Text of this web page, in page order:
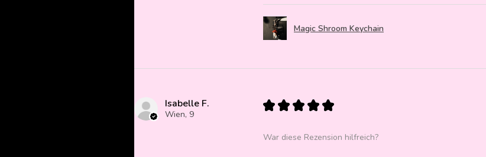
Magic Shroom Keychain
Isabelle F.
Wien, 9
★ ★ ★ ★ ★
War diese Rezension hilfreich?